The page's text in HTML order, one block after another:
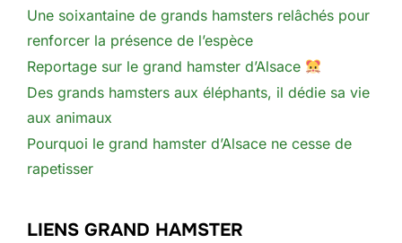
Une soixantaine de grands hamsters relâchés pour
renforcer la présence de l’espèce
Reportage sur le grand hamster d’Alsace
Des grands hamsters aux éléphants, il dédie sa vie
aux animaux
Pourquoi le grand hamster d’Alsace ne cesse de
rapetisser
LIENS GRAND HAMSTER